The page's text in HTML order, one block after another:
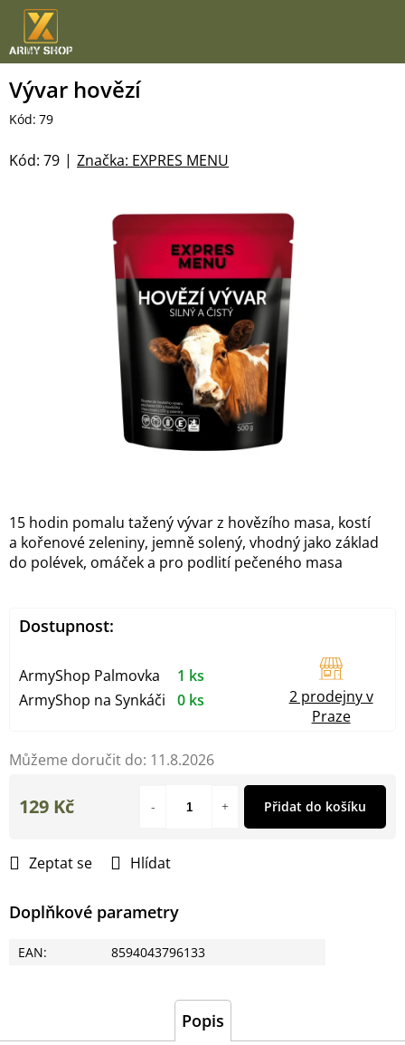
Přejít
obsah
Vývar hovězí
Kód: 79
Značka: EXPRES MENU
Kód: 79
Můžeme doručit do: 11.8.2026
15 hodin pomalu tažený vývar z hovězího masa, kostí
a kořenové zeleniny, jemně solený, vhodný jako základ
do polévek, omáček a pro podlití pečeného masa
Zeptat se Hlídat
Doplňkové parametry
EAN: 8594043796133
129 Kč Přidat do košíku
Dostupnost:
ArmyShop Palmovka
1 ks
ArmyShop na Synkáči
0 ks
2 prodejny v
Praze
Popis